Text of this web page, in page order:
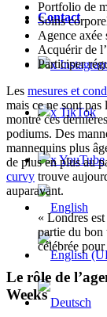
Contact
x
x TikTok
x YouTube
Portfolio de
Soins
Agence axée
Acquérir de
Participer
Les mesures et
mais ce ne sont
montré ces
podiums. Des
mannequins plus
de plus en plus au
curvy trouve
auparavant.
« Londres
partie du bon
célébrée pour
Le rôle de
Weeks